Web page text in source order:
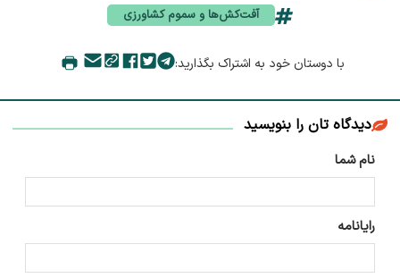
آفت‌کش‌ها و سموم کشاورزی
با دوستان خود به اشتراک بگذارید:
دیدگاه تان را بنویسید
نام شما
رایانامه